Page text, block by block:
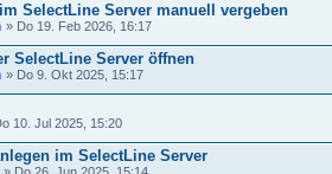
SelectLine Server manuell vergeben
» Do 19. Feb 2026, 16:17
SelectLine Server öffnen
» Do 9. Okt 2025, 15:17
10. Jul 2025, 15:20
im SelectLine Server